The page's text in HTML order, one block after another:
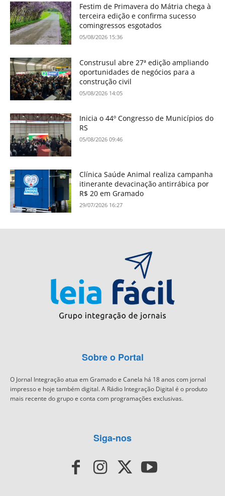
Festim de Primavera do Mátria chega à
terceira edição e confirma sucesso
comingressos esgotados
05/08/2026 15:36
Construsul abre 27ª edição ampliando
oportunidades de negócios para a
construção civil
05/08/2026 14:05
Inicia o 44º Congresso de Municípios do
RS
05/08/2026 09:46
Clínica Saúde Animal realiza campanha
itinerante devacinação antirrábica por
R$ 20 em Gramado
29/07/2026 16:27
Sobre o Portal
O Jornal Integração atua em Gramado e Canela há 18 anos com jornal
impresso e hoje também digital. A Rádio Integração Digital é o produto
mais recente do grupo e conta com programações exclusivas.
Siga-nos